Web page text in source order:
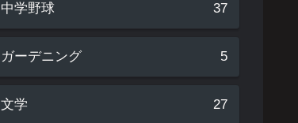
中学野球 37
ガーデニング 5
文学 27